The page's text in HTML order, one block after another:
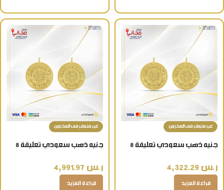
غير متوفر فى المخزون
جنيه ذهب سعودي تعليقة 8
ر.س
قراءة المزيد
غير متوفر فى المخزون
جنيه ذهب سعودي تعليقة 8
ر.س
قراءة المزيد